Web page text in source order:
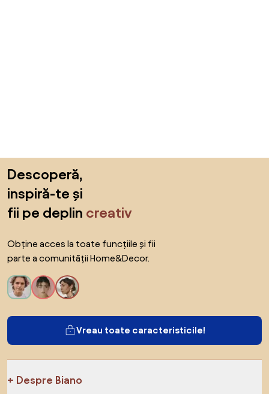
Descoperă,
inspiră-te și
fii pe deplin creativ
Obține acces la toate funcțiile și fii
parte a comunității Home&Decor.
Vreau toate caracteristicile!
Despre Biano